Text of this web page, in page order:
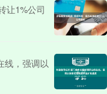
让1%公司
线，强调以